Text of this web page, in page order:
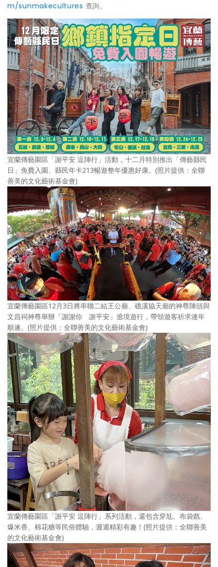
m/sunmakecultures 查詢。
宜蘭傳藝園區「謝平安 逗陣行」活動，十二月特別推出「傳藝縣民
日」免費入園、縣民年卡213暢遊整年優惠好康。(照片提供：全聯
善美的文化藝術基金會)
宜蘭傳藝園區12月3日將串聯二結王公廟、礁溪協天廟的神尊陣頭與
文昌祠神尊舉辦「謝謝你 謝平安」遶境遊行，帶領遊客祈求連年
順遂。(照片提供：全聯善美的文化藝術基金會)
宜蘭傳藝園區「謝平安 逗陣行」系列活動，還包含穿尪、布袋戲、
爆米香、棉花糖等民俗體驗，週週精彩有趣！(照片提供：全聯善美
的文化藝術基金會)